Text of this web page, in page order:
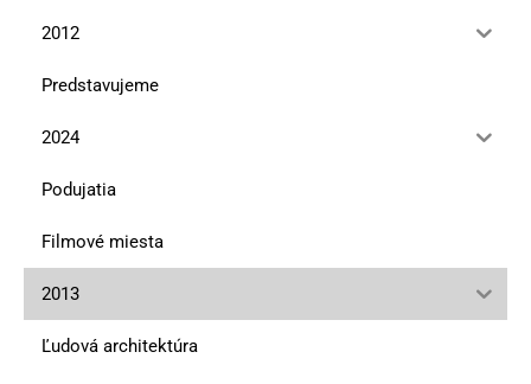
2012
Predstavujeme
2024
Podujatia
Filmové miesta
2013
Ľudová architektúra